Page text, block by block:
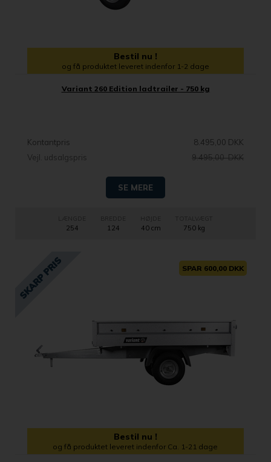
Bestil nu !
og få produktet leveret indenfor 1-2 dage
Variant 260 Edition ladtrailer - 750 kg
Kontantpris
8.495,00 DKK
Vejl. udsalgspris
9.495,00 DKK
SE MERE
254 124
HØJDE
40 cm
TOTALVÆGT
750 kg
SPAR 600,00 DKK
Bestil nu !
og få produktet leveret indenfor Ca. 1-21 dage